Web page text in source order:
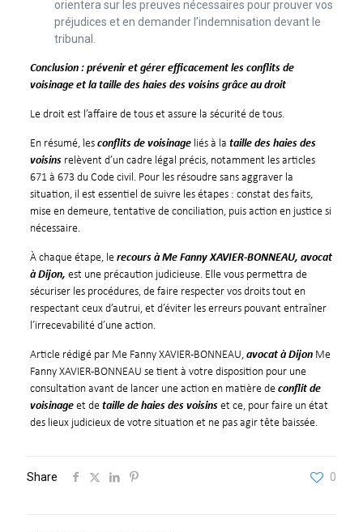
orientera sur les preuves nécessaires pour prouver vos
préjudices et en demander l’indemnisation devant le
tribunal.
Conclusion : prévenir et gérer efficacement les conflits de
voisinage et la taille des haies des voisins grâce au droit
Le droit est l’affaire de tous et assure la sécurité de tous.
En résumé, les conflits de voisinageliés à la taille des haies des
voisinsrelèvent d’un cadre légal précis, notamment les articles
671 à 673 du Code civil. Pour les résoudre sans aggraver la
situation, il est essentiel de suivre les étapes : constat des faits,
mise en demeure, tentative de conciliation, puis action en justice si
nécessaire.
À chaque étape, le recours à Me Fanny XAVIER-BONNEAU, avocat
à Dijon, est une précaution judicieuse. Elle vous permettra de
sécuriser les procédures, de faire respecter vos droits tout en
respectant ceux d’autrui, et d’éviter les erreurs pouvant entraîner
l’irrecevabilité d’une action.
Article rédigé par Me Fanny XAVIER-BONNEAU, avocat à DijonMe
Fanny XAVIER-BONNEAU se tient à votre disposition pour une
consultation avant de lancer une action en matière de conflit de
voisinageet de taille de haies des voisinset ce, pour faire un état
des lieux judicieux de votre situation et ne pas agir tête baissée.
Share 0